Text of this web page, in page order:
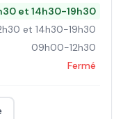
et 14h30-19h30
et 14h30-19h30
09h00-12h30
Fermé